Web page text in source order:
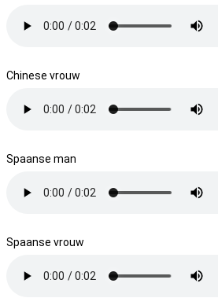
Chinese vrouw
Spaanse man
Spaanse vrouw